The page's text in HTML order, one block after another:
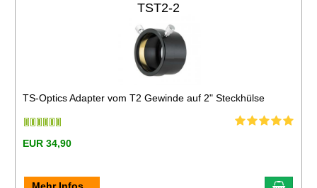
TST2-2
TS-Optics Adapter vom T2 Gewinde auf 2" Steckhülse
EUR 34,90